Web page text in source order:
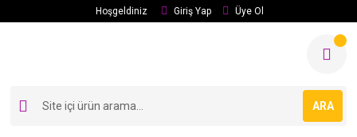
Hoşgeldiniz Giriş Yap Üye Ol
ARA